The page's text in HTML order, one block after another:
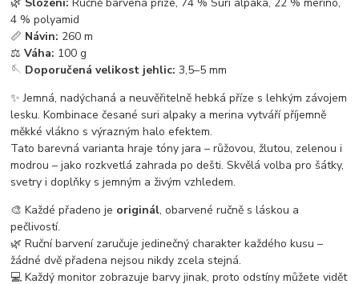
4 % polyamid
📏 Návin: 260 m
⚖️Váha: 100 g
🪡 Doporučená velikost jehlic: 3,5–5 mm
✨ Jemná, nadýchaná a neuvěřitelně hebká příze s lehkým závojem
lesku. Kombinace česané suri alpaky a merina vytváří příjemně
měkké vlákno s výrazným halo efektem.
Tato barevná varianta hraje tóny jara – růžovou, žlutou, zelenou i
modrou – jako rozkvetlá zahrada po dešti. Skvělá volba pro šátky,
svetry i doplňky s jemným a živým vzhledem.
🎨 Každé přadeno je originál, obarvené ručně s láskou a
pečlivostí.
🌿 Ruční barvení zaručuje jedinečný charakter každého kusu –
žádné dvě přadena nejsou nikdy zcela stejná.
💻 Každý monitor zobrazuje barvy jinak, proto odstíny můžete vidět